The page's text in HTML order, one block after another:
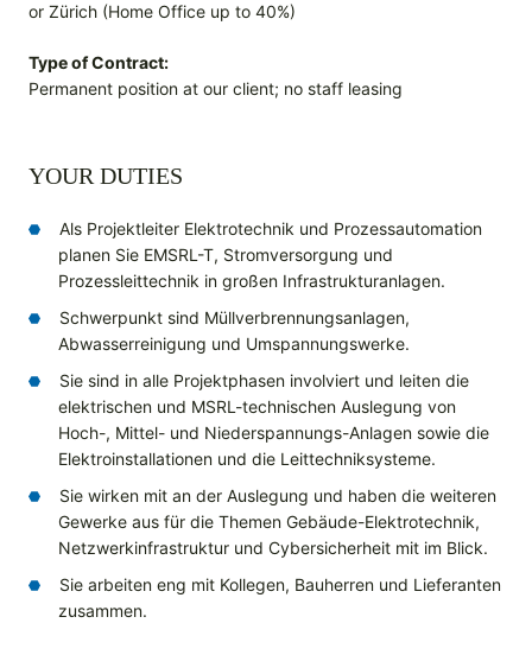
or Zürich (Home Office up to 40%)
Type of Contract:
Permanent position at our client; no staff leasing
YOUR DUTIES
Als Projektleiter Elektrotechnik und Prozessautomation
planen Sie EMSRL-T, Stromversorgung und
Prozessleittechnik in großen Infrastrukturanlagen.
Schwerpunkt sind Müllverbrennungsanlagen,
Abwasserreinigung und Umspannungswerke.
Sie sind in alle Projektphasen involviert und leiten die
elektrischen und MSRL-technischen Auslegung von
Hoch-, Mittel- und Niederspannungs-Anlagen sowie die
Elektroinstallationen und die Leittechniksysteme.
Sie wirken mit an der Auslegung und haben die weiteren
Gewerke aus für die Themen Gebäude-Elektrotechnik,
Netzwerkinfrastruktur und Cybersicherheit mit im Blick.
Sie arbeiten eng mit Kollegen, Bauherren und Lieferanten
zusammen.